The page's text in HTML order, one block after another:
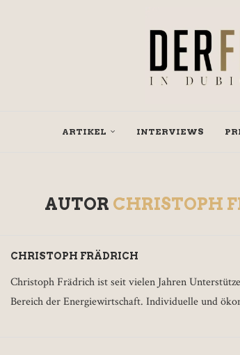
ARTIKEL INTERVIEWS
AUTOR CHRISTOPH
CHRISTOPH FRÄDRICH
Christoph Frädrich ist seit vielen Jahren
Bereich der Energiewirtschaft. Individuelle und